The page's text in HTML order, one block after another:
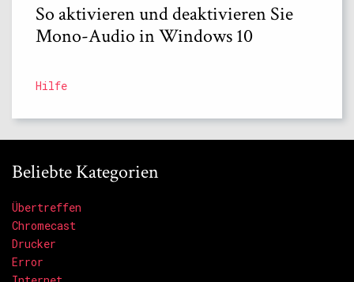
So aktivieren und deaktivieren Sie
Mono-Audio in Windows 10
Hilfe
Beliebte Kategorien
Übertreffen
Chromecast
Drucker
Error